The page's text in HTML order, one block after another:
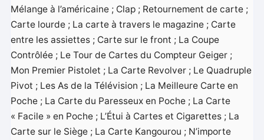
Mélange à l’américaine ; Clap ; Retournement de carte ;
Carte lourde ; La carte à travers le magazine ; Carte
entre les assiettes ; Carte sur le front ; La Coupe
Contrôlée ; Le Tour de Cartes du Compteur Geiger ;
Mon Premier Pistolet ; La Carte Revolver ; Le Quadruple
Pivot ; Les As de la Télévision ; La Meilleure Carte en
Poche ; La Carte du Paresseux en Poche ; La Carte
« Facile » en Poche ; L’Étui à Cartes et Cigarettes ; La
Carte sur le Siège ; La Carte Kangourou ; N’importe